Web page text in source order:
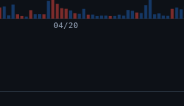
04/20